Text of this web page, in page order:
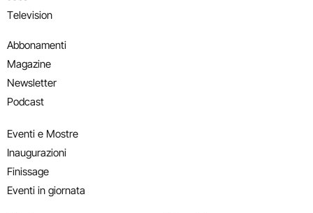
Television
Abbonamenti
Magazine
Newsletter
Podcast
Eventi e Mostre
Inaugurazioni
Finissage
Eventi in giornata